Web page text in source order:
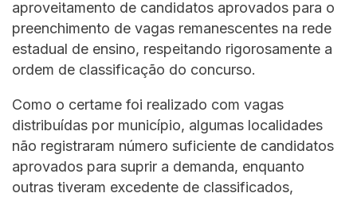
aproveitamento de candidatos aprovados para o
preenchimento de vagas remanescentes na rede
estadual de ensino, respeitando rigorosamente a
ordem de classificação do concurso.
Como o certame foi realizado com vagas
distribuídas por município, algumas localidades
não registraram número suficiente de candidatos
aprovados para suprir a demanda, enquanto
outras tiveram excedente de classificados,